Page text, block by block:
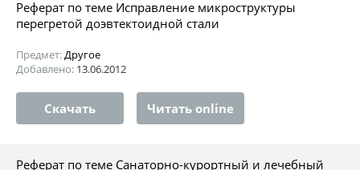
Реферат по теме Исправление микроструктуры
перегретой доэвтектоидной стали
Предмет:Другое
Добавлено: 13.06.2012
Скачать Читать online
Реферат по теме Санаторно-курортный и лечебный